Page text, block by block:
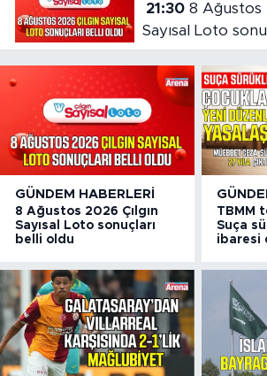
21:308 Ağustos 2026 Çılgın
Sayısal Loto
GÜNDEM HABERLERI
8 Ağustos 2026 Çılgın
Sayısal Loto sonuçları
belli oldu
TBMM
Suça
ibaresi